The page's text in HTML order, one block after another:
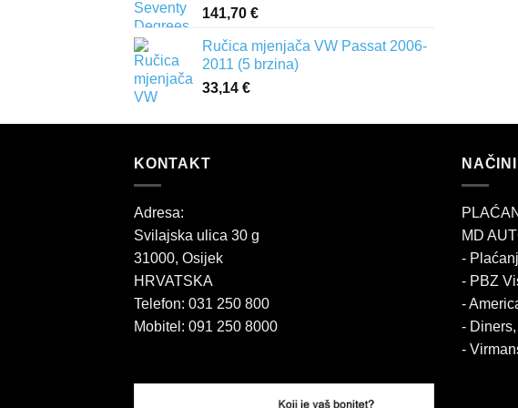
141,70 €
Ručica mjenjača VW Passat 2006-
2011 (5 brzina)
33,14 €
KONTAKT
Adresa:
Svilajska ulica 30 g
31000, Osijek
HRVATSKA
Telefon: 031 250 800
Mobitel: 091 250 8000
MD
-
- PBZ
-
-
-